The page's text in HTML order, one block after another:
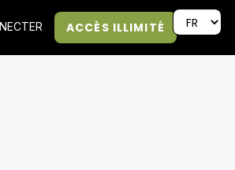
ACCÈS ILLIMITÉ